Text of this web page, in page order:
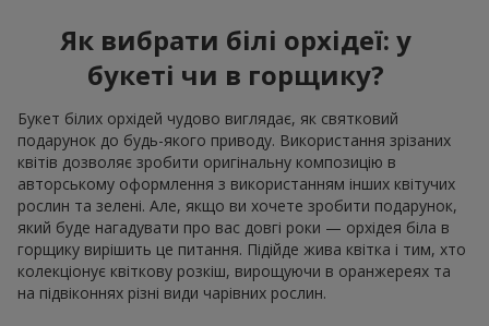
Як вибрати білі орхідеї: у
букеті чи в горщику?
Букет білих орхідей чудово виглядає, як святковий
подарунок до будь-якого приводу. Використання зрізаних
квітів дозволяє зробити оригінальну композицію в
авторському оформлення з використанням інших квітучих
рослин та зелені. Але, якщо ви хочете зробити подарунок,
який буде нагадувати про вас довгі роки — орхідея біла в
горщику вирішить це питання. Підійде жива квітка і тим, хто
колекціонує квіткову розкіш, вирощуючи в оранжереях та
на підвіконнях різні види чарівних рослин.